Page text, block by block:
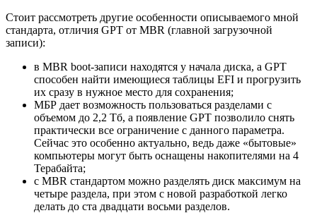
Стоит рассмотреть другие особенности описываемого мной
стандарта, отличия GPT от MBR (главной загрузочной
записи):
в MBR boot-записи находятся у начала диска, а GPT
способен найти имеющиеся таблицы EFI и прогрузить
их сразу в нужное место для сохранения;
МБР дает возможность пользоваться разделами с
объемом до 2,2 Тб, а появление GPT позволило снять
практически все ограничение с данного параметра.
Сейчас это особенно актуально, ведь даже «бытовые»
компьютеры могут быть оснащены накопителями на 4
Терабайта;
с MBR стандартом можно разделять диск максимум на
четыре раздела, при этом с новой разработкой легко
делать до ста двадцати восьми разделов.